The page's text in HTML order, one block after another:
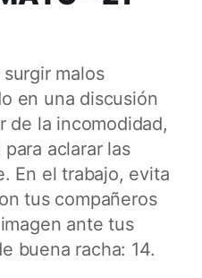
malos
en una discusión
de la incomodidad,
aclarar las
En el trabajo, evita
tus compañeros
ante tus
buena racha: 14.